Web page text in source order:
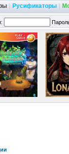
Русификаторы